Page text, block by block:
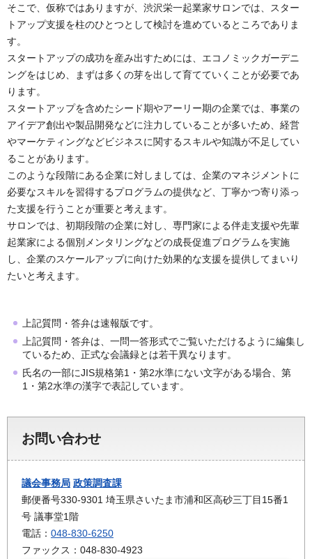
そこで、仮称ではありますが、渋沢栄一起業家サロンでは、スター
トアップ支援を柱のひとつとして検討を進めているところでありま
す。
スタートアップの成功を産み出すためには、エコノミックガーデニ
ングをはじめ、まずは多くの芽を出して育てていくことが必要であ
ります。
スタートアップを含めたシード期やアーリー期の企業では、事業の
アイデア創出や製品開発などに注力していることが多いため、経営
やマーケティングなどビジネスに関するスキルや知識が不足してい
ることがあります。
このような段階にある企業に対しましては、企業のマネジメントに
必要なスキルを習得するプログラムの提供など、丁寧かつ寄り添っ
た支援を行うことが重要と考えます。
サロンでは、初期段階の企業に対し、専門家による伴走支援や先輩
起業家による個別メンタリングなどの成長促進プログラムを実施
し、企業のスケールアップに向けた効果的な支援を提供してまいり
たいと考えます。
上記質問・答弁は速報版です。
上記質問・答弁は、一問一答形式でご覧いただけるように編集し
ているため、正式な会議録とは若干異なります。
氏名の一部にJIS規格第1・第2水準にない文字がある場合、第
1・第2水準の漢字で表記しています。
お問い合わせ
議会事務局 政策調査課
郵便番号330-9301 埼玉県さいたま市浦和区高砂三丁目15番1
号 議事堂1階
電話： 048-830-6250
ファックス：048-830-4923